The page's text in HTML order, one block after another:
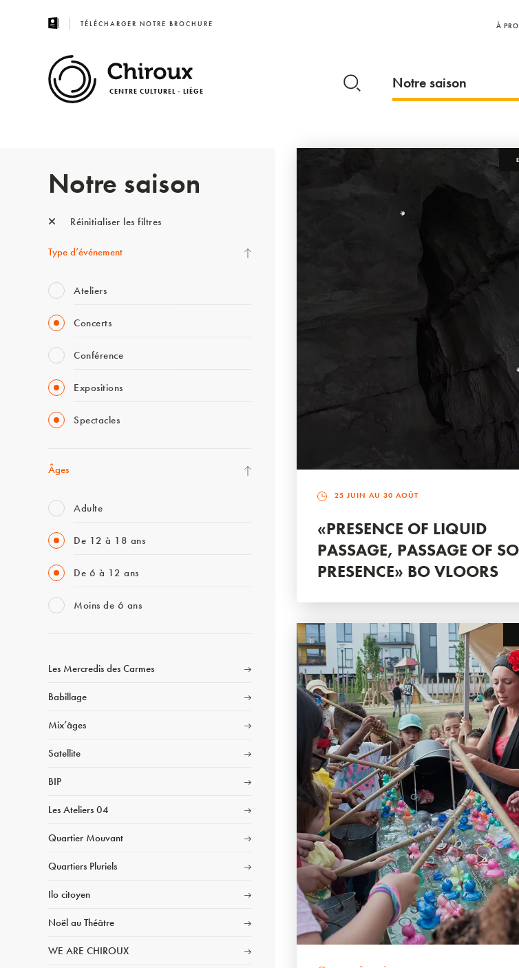
TÉLÉCHARGER NOTRE BROCHURE À
CENTRE CULTUREL - LIÈGE Notre saison
Notre saison
Réinitialiser les filtres
Type d’événement
Ateliers
Concerts
Conférence
Expositions
Spectacles
Âges
Adulte
De 12 à 18 ans
De 6 à 12 ans
Moins de 6 ans
Les Mercredis des Carmes
Babillage
Mix’âges
Satellite
BIP
Les Ateliers 04
Quartier Mouvant
Quartiers Pluriels
Ilo citoyen
Noël au Théâtre
WE ARE CHIROUX
25 JUIN AU 30 AOÛT
«PRESENCE OF LIQUID
PASSAGE, PASSAGE OF
PRESENCE» BO VLOORS